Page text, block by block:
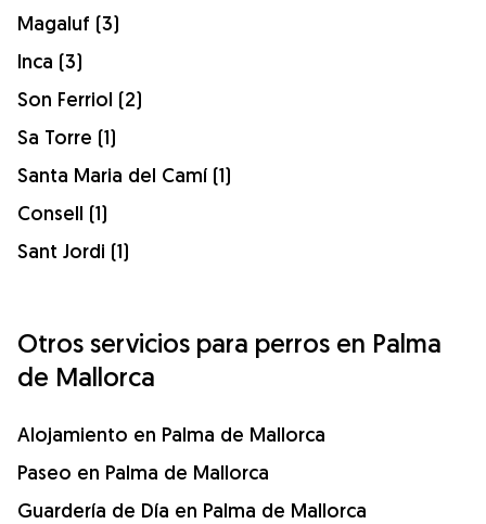
Magaluf (3)
Inca (3)
Son Ferriol (2)
Sa Torre (1)
Santa Maria del Camí (1)
Consell (1)
Sant Jordi (1)
Otros servicios para perros en Palma
de Mallorca
Alojamiento en Palma de Mallorca
Paseo en Palma de Mallorca
Guardería de Día en Palma de Mallorca